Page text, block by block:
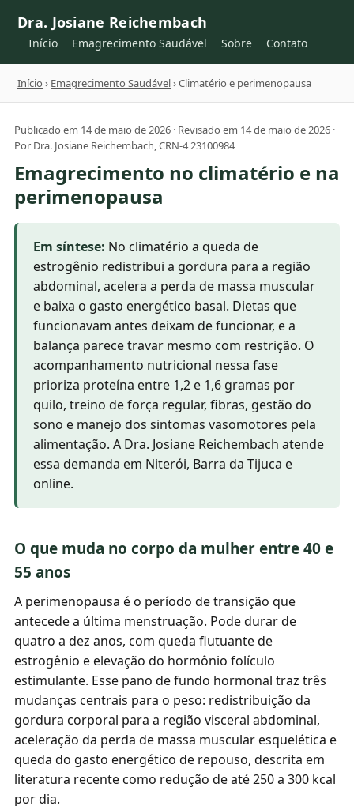
Dra. Josiane Reichembach
Início Emagrecimento Saudável Sobre Contato
Início › Emagrecimento Saudável› Climatério e perimenopausa
Publicado em 14 de maio de 2026 · Revisado em 14 de maio de 2026 ·
Por Dra. Josiane Reichembach, CRN-4 23100984
Emagrecimento no climatério e na
perimenopausa
Em síntese: No climatério a queda de
estrogênio redistribui a gordura para a região
abdominal, acelera a perda de massa muscular
e baixa o gasto energético basal. Dietas que
funcionavam antes deixam de funcionar, e a
balança parece travar mesmo com restrição. O
acompanhamento nutricional nessa fase
prioriza proteína entre 1,2 e 1,6 gramas por
quilo, treino de força regular, fibras, gestão do
sono e manejo dos sintomas vasomotores pela
alimentação. A Dra. Josiane Reichembach atende
essa demanda em Niterói, Barra da Tijuca e
online.
O que muda no corpo da mulher entre 40 e
55 anos
A perimenopausa é o período de transição que
antecede a última menstruação. Pode durar de
quatro a dez anos, com queda flutuante de
estrogênio e elevação do hormônio folículo
estimulante. Esse pano de fundo hormonal traz três
mudanças centrais para o peso: redistribuição da
gordura corporal para a região visceral abdominal,
aceleração da perda de massa muscular esquelética e
queda do gasto energético de repouso, descrita em
literatura recente como redução de até 250 a 300 kcal
por dia.